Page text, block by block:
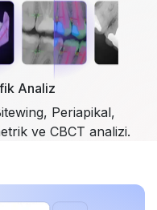
Analiz
Periapikal,
ve CBCT analizi.